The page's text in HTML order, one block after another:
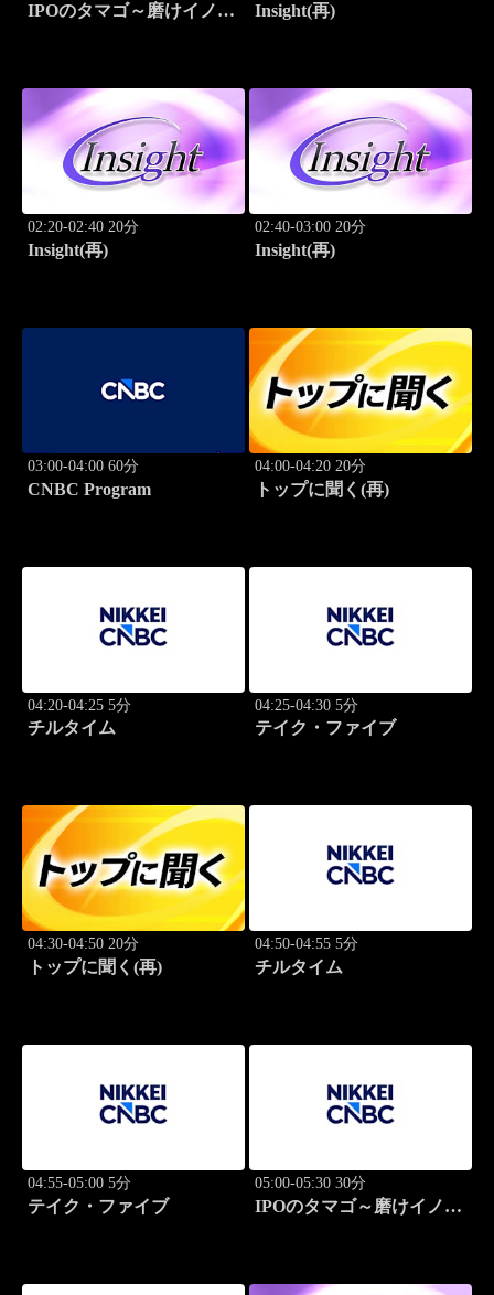
IPOのタマゴ～磨けイノベ
Insight(再)
02:20-02:40 20分
Insight(再)
02:40-03:00 20分
Insight(再)
03:00-04:00 60分
CNBC Program
04:00-04:20 20分
トップに聞く(再)
04:20-04:25 5分
チルタイム
04:25-04:30 5分
テイク・ファイブ
04:30-04:50 20分
トップに聞く(再)
04:50-04:55 5分
チルタイム
04:55-05:00 5分
テイク・ファイブ
05:00-05:30 30分
IPOのタマゴ～磨けイノベ